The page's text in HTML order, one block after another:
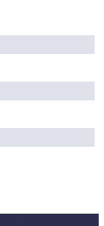
スケジュール